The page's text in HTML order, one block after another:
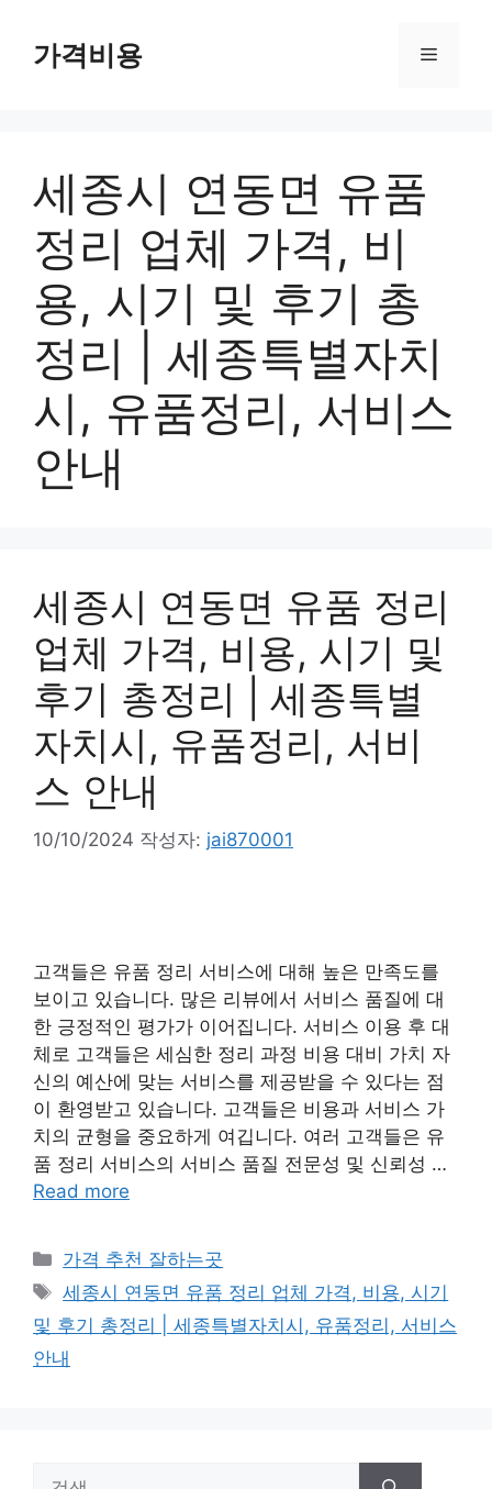
가격비용 메
세종시 연동면 유품
정리 업체 가격, 비
용, 시기 및 후기 총
정리 | 세종특별자치
시, 유품정리, 서비스
안내
세종시 연동면 유품 정리
업체 가격, 비용, 시기 및
후기 총정리 | 세종특별
자치시, 유품정리, 서비
스 안내
10/10/2024 작성자: jai870001
고객들은 유품 정리 서비스에 대해 높은 만족도를
보이고 있습니다. 많은 리뷰에서 서비스 품질에 대
한 긍정적인 평가가 이어집니다. 서비스 이용 후 대
체로 고객들은 세심한 정리 과정 비용 대비 가치 자
신의 예산에 맞는 서비스를 제공받을 수 있다는 점
이 환영받고 있습니다. 고객들은 비용과 서비스 가
치의 균형을 중요하게 여깁니다. 여러 고객들은 유
품 정리 서비스의 서비스 품질 전문성 및 신뢰성 …
Read more
카
테
고
리
가격 추천 잘하는곳
태
그
세종시 연동면 유품 정리 업체 가격, 비용, 시기
및 후기 총정리 | 세종특별자치시, 유품정리, 서비스
안내